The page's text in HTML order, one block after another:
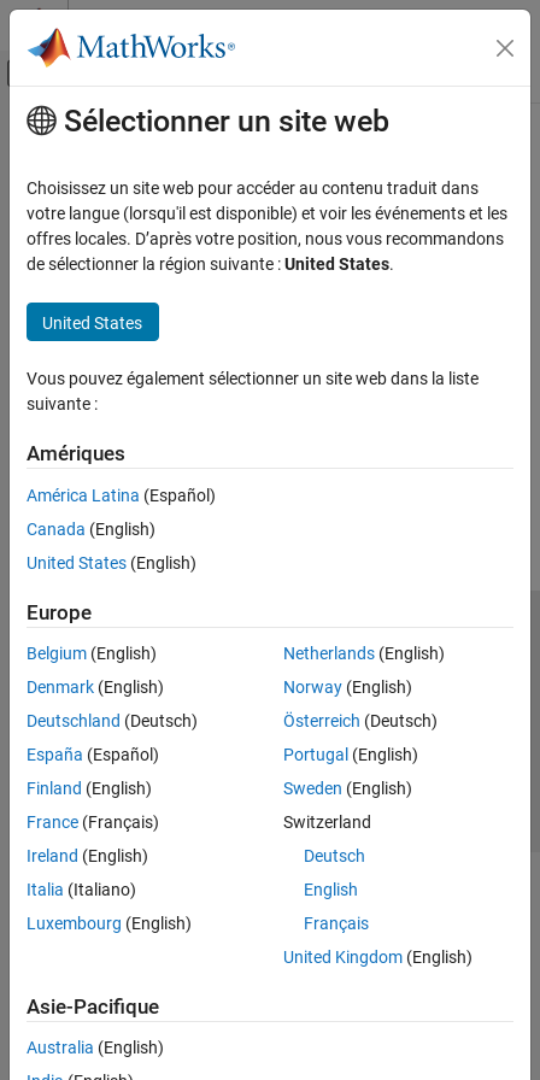
Passer au contenu
Activer/désactiver l'affichage du menu
Accueil de la documentation
Contenu principal
How useful was this information?
Sélectionner un site web
Choisissez un site web pour accéder au contenu traduit dans
votre langue (lorsqu'il est disponible) et voir les événements et les
offres locales. D’après votre position, nous vous recommandons
de sélectionner la région suivante :United States.
United States
Vous pouvez également sélectionner un site web dans la liste
suivante :
Amériques
América Latina (Español)
Canada (English)
United States (English)
Europe
Belgium (English)
Denmark (English)
Deutschland (Deutsch)
España (Español)
Finland (English)
France (Français)
Ireland (English)
Italia (Italiano)
Luxembourg (English)
Netherlands(English)
Norway(English)
Österreich (Deutsch)
Portugal (English)
Sweden (English)
Switzerland
Deutsch
English
Français
United Kingdom(English)
Asie-Pacifique
Australia (English)
Lutte anti-piratage
Contacts locaux
© 1994-2026 The MathWorks, Inc.